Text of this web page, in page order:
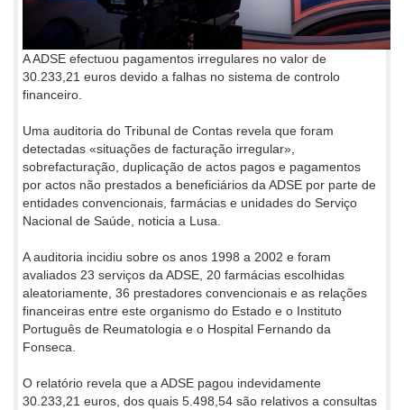
A ADSE efectuou pagamentos irregulares no valor de
30.233,21 euros devido a falhas no sistema de controlo
financeiro.
Uma auditoria do Tribunal de Contas revela que foram
detectadas «situações de facturação irregular»,
sobrefacturação, duplicação de actos pagos e pagamentos
por actos não prestados a beneficiários da ADSE por parte de
entidades convencionais, farmácias e unidades do Serviço
Nacional de Saúde, noticia a Lusa.
A auditoria incidiu sobre os anos 1998 a 2002 e foram
avaliados 23 serviços da ADSE, 20 farmácias escolhidas
aleatoriamente, 36 prestadores convencionais e as relações
financeiras entre este organismo do Estado e o Instituto
Português de Reumatologia e o Hospital Fernando da
Fonseca.
O relatório revela que a ADSE pagou indevidamente
30.233,21 euros, dos quais 5.498,54 são relativos a consultas